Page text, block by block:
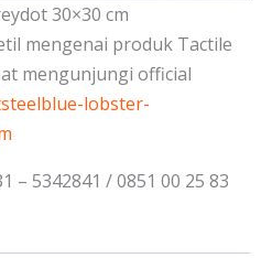
30×30 cm
mengenai produk Tactile
mengunjungi official
lobster-
– 5342841 / 0851 00 25 83